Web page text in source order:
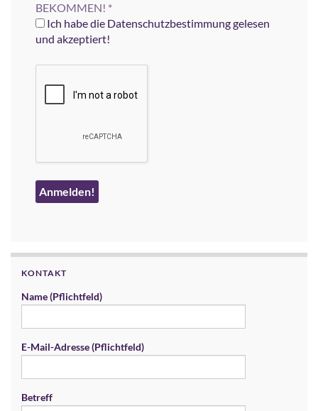
BEKOMMEN! *
Ich habe die Datenschutzbestimmung gelesen
und akzeptiert!
KONTAKT
Name (Pflichtfeld)
E-Mail-Adresse (Pflichtfeld)
Betreff